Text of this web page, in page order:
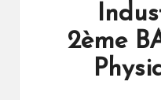
2ème